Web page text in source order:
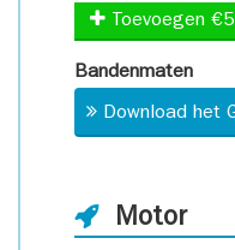
Toevoegen €5
Bandenmaten
Download het
Motor